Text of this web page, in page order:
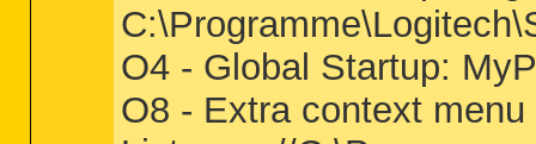
O4 - Global Startup:
O8 - Extra context